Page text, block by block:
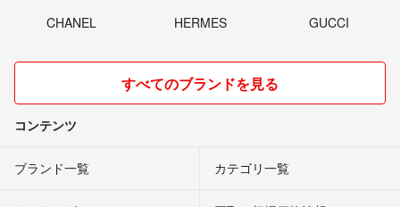
CHANEL HERMES GUCCI
すべてのブランドを見る
コンテンツ
ブランド一覧 カテゴリ一覧